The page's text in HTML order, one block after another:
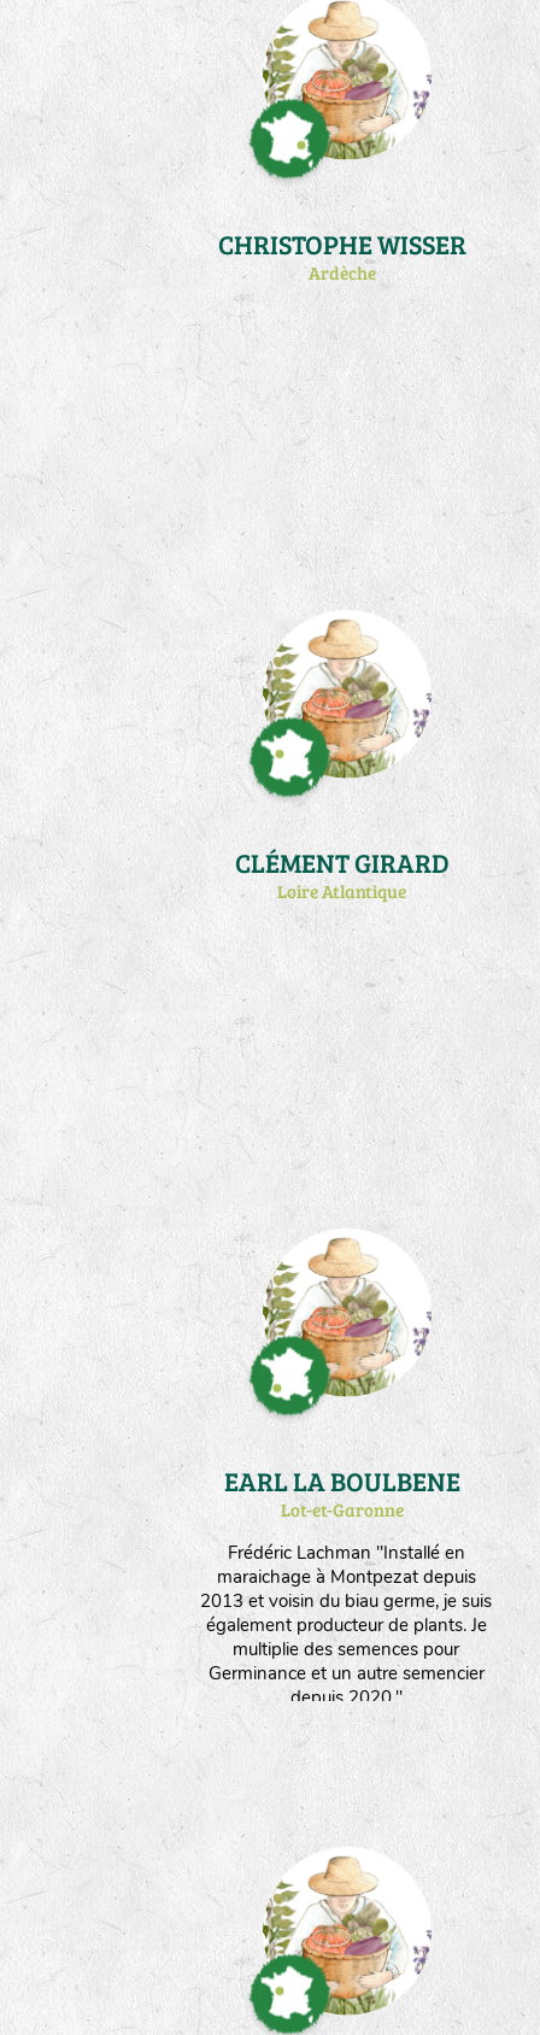
CHRISTOPHE WISSER
Ardèche
CLÉMENT GIRARD
Loire Atlantique
Frédéric Lachman "Installé en
maraichage à Montpezat depuis
2013 et voisin du biau germe, je suis
également producteur de plants. Je
multiplie des semences pour
Germinance et un autre semencier
depuis 2020."
EARL LA BOULBENE
Lot-et-Garonne